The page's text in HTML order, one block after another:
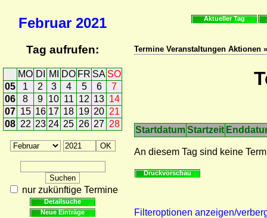
Februar 2021
Tag aufrufen:
MO DI MI DO FR SA SO
05
1 2 3 4 5 6
7
06
8 9 10 11 12 13 14
07 15 16 17 18 19 20 21
08 22 23 24 25 26 27 28
nur zukünftige Termine
Detailsuche
Neue Einträge
Aktueller Tag
Termine Veranstaltungen Aktionen
StartdatumStartzeit
An diesem Tag sind keine
Druckvorschau
Filteroptionen anzeigen/